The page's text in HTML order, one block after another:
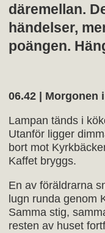
däremellan.
händelser,
poängen.
06.42 | Morgonen
Lampan tänds i
Utanför ligger
bort mot
Kaffet bryggs.
En av föräldrarna
lugn runda genom
Samma stig,
resten av huset